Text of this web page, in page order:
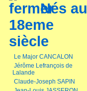
Nés au
18eme
siècle
Le Major CANCALON
Jérôme Lefrançois de
Lalande
Claude-Joseph SAPIN